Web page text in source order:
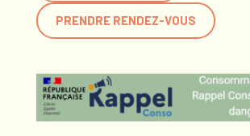
PRENDRE RENDEZ-VOUS